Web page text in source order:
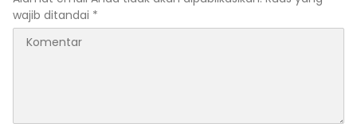
wajib ditandai *